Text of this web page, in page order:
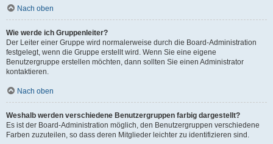
Nach oben
Wie werde ich Gruppenleiter?
Der Leiter einer Gruppe wird normalerweise durch die Board-Administration
festgelegt, wenn die Gruppe erstellt wird. Wenn Sie eine eigene
Benutzergruppe erstellen möchten, dann sollten Sie einen Administrator
kontaktieren.
Nach oben
Weshalb werden verschiedene Benutzergruppen farbig dargestellt?
Es ist der Board-Administration möglich, den Benutzergruppen verschiedene
Farben zuzuteilen, so dass deren Mitglieder leichter zu identifizieren sind.